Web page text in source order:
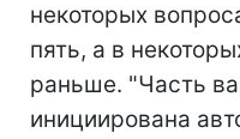
некоторых
пять, а в
раньше. "Часть
инициирована